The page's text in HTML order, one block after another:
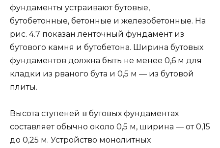
фундаменты устраивают бу­товые,
бутобетонные, бетонные и железо­бетонные. На
рис. 4.7 показан ленточный фундамент из
бутового камня и бутобе­тона. Ширина бутовых
фундаментов дол­жна быть не менее 0,6 м для
кладки из рваного бута и 0,5 м — из бутовой
плиты.
Высота ступеней в бутовых фундаментах
составляет обычно около 0,5 м, ши­рина — от 0,15
до 0,25 м. Устройство мо­нолитных